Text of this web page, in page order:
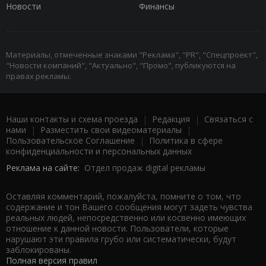
Новости
Финансы
Материалы, отмеченные знаками "Реклама", "PR", "Спецпроект",
"Новости компаний", "Актуально", "Промо", публикуются на
правах рекламы.
Наши контакты и схема проезда | Редакция | Связаться с
нами | Разместить свои видеоматериалы |
Пользовательское Соглашение |
Политика в сфере
конфиденциальности и персональных данных
Реклама на сайте: Отдел продаж digital рекламы
Оставляя комментарий, пожалуйста, помните о том, что
содержание и тон Вашего сообщения могут задеть чувства
реальных людей, непосредственно или косвенно имеющих
отношение к данной новости. Пользователи, которые
нарушают эти правила грубо или систематически, будут
заблокированы.
Полная версия правил